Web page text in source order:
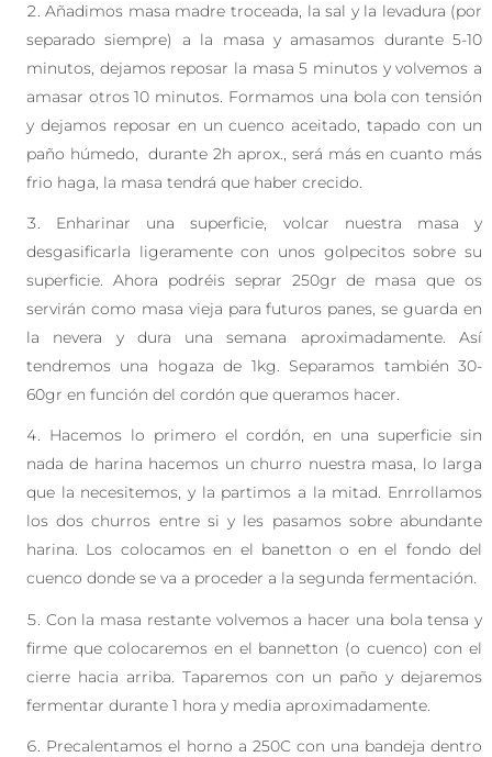
Añadimos masa madre troceada, la sal y la levadura (por
separado siempre) a la masa y amasamos durante 5-10
minutos, dejamos reposar la masa 5 minutos y volvemos a
amasar otros 10 minutos. Formamos una bola con tensión
y dejamos reposar en un cuenco aceitado, tapado con un
paño húmedo, durante 2h aprox., será más en cuanto más
frio haga, la masa tendrá que haber crecido.
Enharinar una superficie, volcar nuestra masa y
desgasificarla ligeramente con unos golpecitos sobre su
superficie. Ahora podréis seprar 250gr de masa que os
servirán como masa vieja para futuros panes, se guarda en
la nevera y dura una semana aproximadamente. Así
tendremos una hogaza de 1kg. Separamos también 30-
60gr en función del cordón que queramos hacer.
Hacemos lo primero el cordón, en una superficie sin
nada de harina hacemos un churro nuestra masa, lo larga
que la necesitemos, y la partimos a la mitad. Enrrollamos
los dos churros entre si y les pasamos sobre abundante
harina. Los colocamos en el banetton o en el fondo del
cuenco donde se va a proceder a la segunda fermentación.
Con la masa restante volvemos a hacer una bola tensa y
firme que colocaremos en el bannetton (o cuenco) con el
cierre hacia arriba. Taparemos con un paño y dejaremos
fermentar durante 1 hora y media aproximadamente.
Precalentamos el horno a 250C con una bandeja dentro